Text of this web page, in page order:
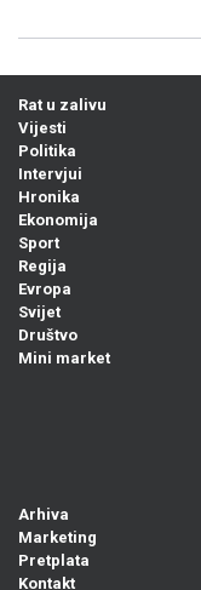
Rat u zalivu
Vijesti
Politika
Intervjui
Hronika
Ekonomija
Sport
Regija
Evropa
Svijet
Društvo
Mini market
Arhiva
Marketing
Pretplata
Kontakt